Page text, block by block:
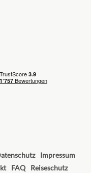
Impressum
FAQ Reiseschutz